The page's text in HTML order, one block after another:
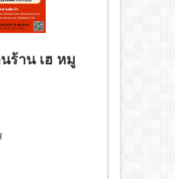
ร้าน เฮ หมู